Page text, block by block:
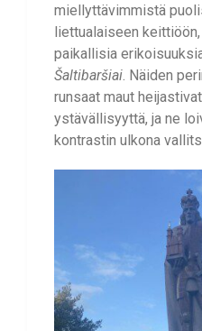
miellyttävimmistä
liettualaiseen
paikallisia
Šaltibaršiai. Näiden
runsaat maut
ystävällisyyttä, ja ne
kontrastin ulkona